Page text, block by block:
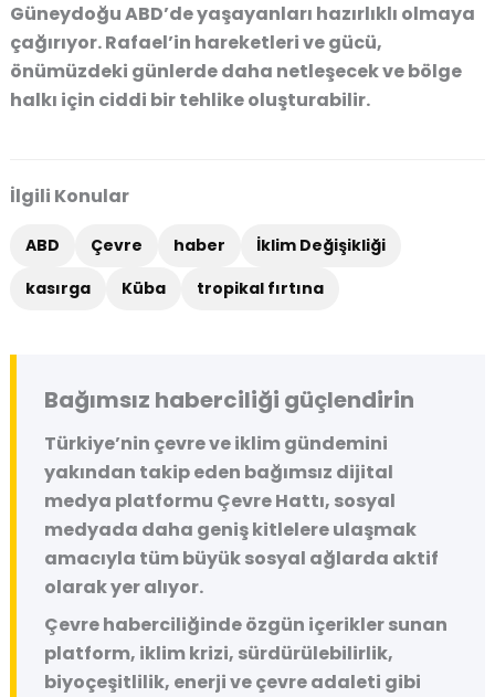
Güneydoğu ABD’de yaşayanları hazırlıklı olmaya
çağırıyor. Rafael’in hareketleri ve gücü,
önümüzdeki günlerde daha netleşecek ve bölge
halkı için ciddi bir tehlike oluşturabilir.
İlgili Konular
ABD Çevre haber
İklim Değişikliği
kasırga
Küba tropikal fırtına
Bağımsız haberciliği güçlendirin
Türkiye’nin çevre ve iklim gündemini
yakından takip eden bağımsız dijital
medya platformu Çevre Hattı, sosyal
medyada daha geniş kitlelere ulaşmak
amacıyla tüm büyük sosyal ağlarda aktif
olarak yer alıyor.
Çevre haberciliğinde özgün içerikler sunan
platform, iklim krizi, sürdürülebilirlik,
biyoçeşitlilik, enerji ve çevre adaleti gibi